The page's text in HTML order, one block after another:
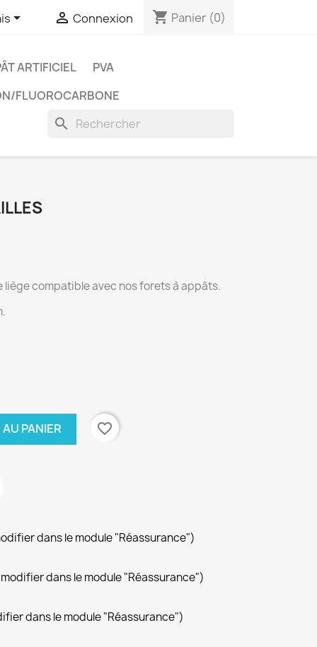
  Connexion shopping_cart Panier (0)
ARTIFICIEL
PVA
FLUOROCARBONE
search
liège compatible avec nos forets à appâts.
PANIER favorite_border
dans le module "Réassurance")
dans le module "Réassurance")
dans le module "Réassurance")